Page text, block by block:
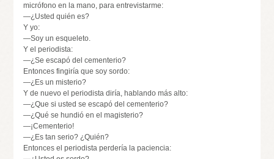
micrófono en la mano, para entrevistarme:
—¿Usted quién es?
Y yo:
—Soy un esqueleto.
Y el periodista:
—¿Se escapó del cementerio?
Entonces fingiría que soy sordo:
—¿Es un misterio?
Y de nuevo el periodista diría, hablando más alto:
—¿Que si usted se escapó del cementerio?
—¿Qué se hundió en el magisterio?
—¡Cementerio!
—¿Es tan serio? ¿Quién?
Entonces el periodista perdería la paciencia: